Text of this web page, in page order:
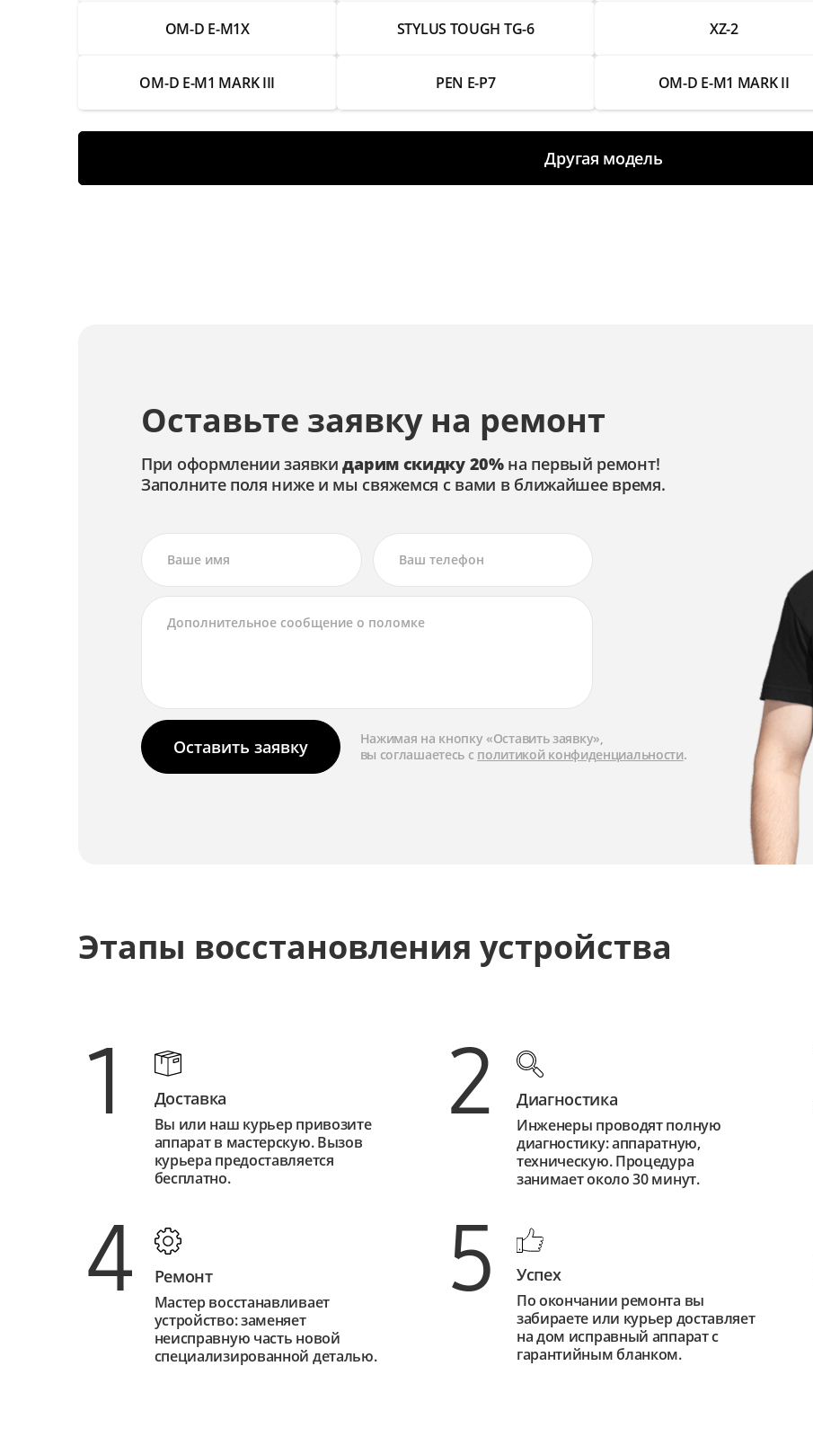
Замена разъема для карты памяти
Ремонт разъема для карты памяти
Ремонт кнопок управления
Ремонт системы стабилизации изображения
Калибровка автофокуса
Чистка матрицы
Замена автофокуса
Ремонт автофокуса
Замена объектива
Замена затвора
Ремонт затвора
Замена матрицы
OM-D E-M1X STYLUS TOUGH TG-6 XZ-2
OM-D E-M1 MARK III PEN E-P7 OM-D E-M1 MARK II
Другая модель
Оставьте заявку на ремонт
При оформлении заявкидарим скидку 20%на первый ремонт!
Заполните поля ниже и мы свяжемся с вами в ближайшее время.
Оставить заявку
Нажимая на кнопку «Оставить заявку»,
вы соглашаетесь с политикой конфиденциальности.
Этапы восстановления устройства
1 Доставка
Вы или наш курьер привозите
аппарат в мастерскую. Вызов
курьера предоставляется
бесплатно.
2 Диагностика
Инженеры проводят полную
диагностику: аппаратную,
техническую. Процедура
занимает около 30 минут.
4 Ремонт
Мастер восстанавливает
устройство: заменяет
неисправную часть новой
специализированной деталью.
5 Успех
По окончании ремонта вы
забираете или курьер доставляет
на дом исправный аппарат с
гарантийным бланком.